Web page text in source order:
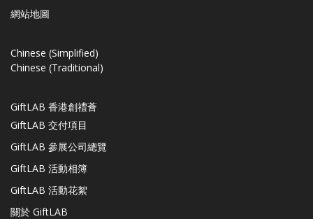
網站地圖
Chinese (Simplified)
Chinese (Traditional)
GiftLAB 香港創禮薈
GiftLAB 交付項目
GiftLAB 參展公司總覽
GiftLAB 活動相簿
GiftLAB 活動花絮
關於 GiftLAB